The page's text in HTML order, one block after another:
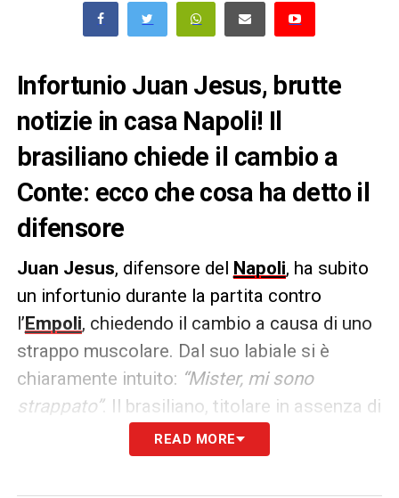
Infortunio Juan Jesus, brutte
notizie in casa Napoli! Il
brasiliano chiede il cambio a
Conte: ecco che cosa ha detto il
difensore
Juan Jesus, difensore del Napoli, ha subito
un infortunio durante la partita contro
l’Empoli, chiedendo il cambio a causa di uno
strappo muscolare. Dal suo labiale si è
chiaramente intuito: “Mister, mi sono
strappato”. Il brasiliano, titolare in assenza di
Buongiorno, ha lasciato il campo nei minuti
finali, sostituito da Rafa Marin.
READ MORE